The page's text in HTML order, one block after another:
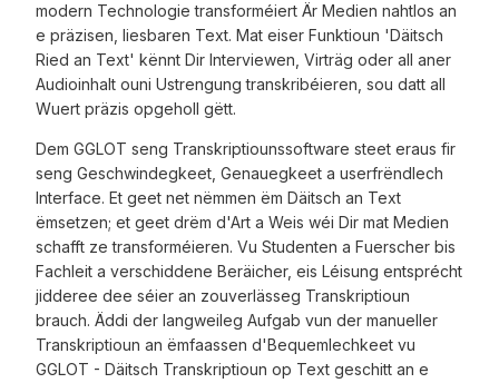
modern Technologie transforméiert Är Medien nahtlos an
e präzisen, liesbaren Text. Mat eiser Funktioun 'Däitsch
Ried an Text' kënnt Dir Interviewen, Virträg oder all aner
Audioinhalt ouni Ustrengung transkribéieren, sou datt all
Wuert präzis opgeholl gëtt.
Dem GGLOT seng Transkriptiounssoftware steet eraus fir
seng Geschwindegkeet, Genauegkeet a userfrëndlech
Interface. Et geet net nëmmen ëm Däitsch an Text
ëmsetzen; et geet drëm d'Art a Weis wéi Dir mat Medien
schafft ze transforméieren. Vu Studenten a Fuerscher bis
Fachleit a verschiddene Beräicher, eis Léisung entsprécht
jidderee dee séier an zouverlässeg Transkriptioun
brauch. Äddi der langweileg Aufgab vun der manueller
Transkriptioun an ëmfaassen d'Bequemlechkeet vu
GGLOT - Däitsch Transkriptioun op Text geschitt an e